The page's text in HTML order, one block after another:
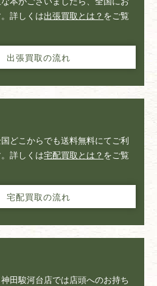
詳しくは出張買取とは？ をご覧
出張買取の流れ
どこからでも送料無料にてご利
詳しくは宅配買取とは？ をご覧
宅配買取の流れ
田駿河台店では店頭へのお持ち